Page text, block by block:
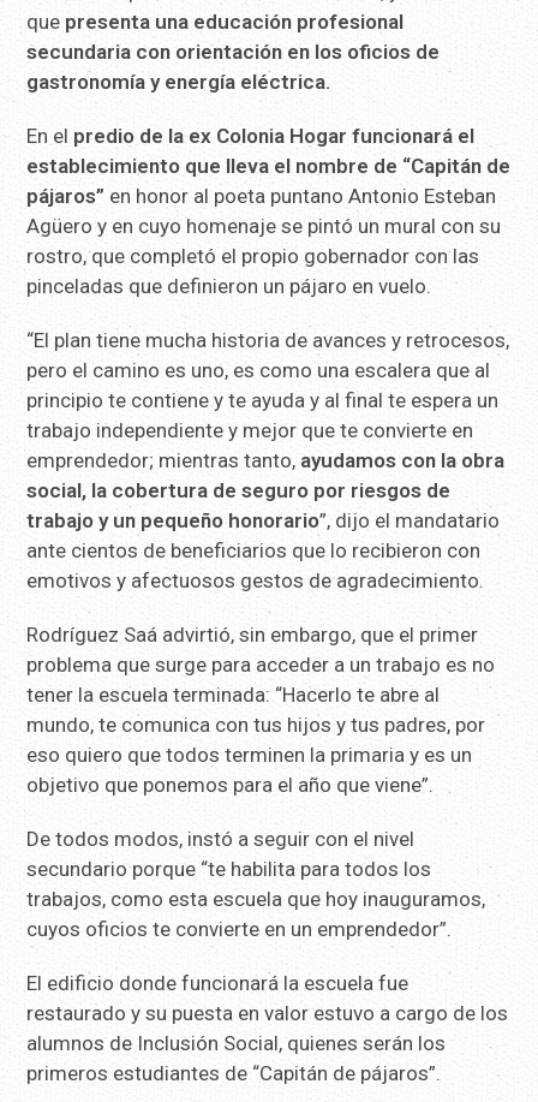
que presenta una educación profesional
secundaria con orientación en los oficios de
gastronomía y energía eléctrica.
En el predio de la ex Colonia Hogar funcionará el
establecimiento que lleva el nombre de “Capitán de
pájaros” en honor al poeta puntano Antonio Esteban
Agüero y en cuyo homenaje se pintó un mural con su
rostro, que completó el propio gobernador con las
pinceladas que definieron un pájaro en vuelo.
“El plan tiene mucha historia de avances y retrocesos,
pero el camino es uno, es como una escalera que al
principio te contiene y te ayuda y al final te espera un
trabajo independiente y mejor que te convierte en
emprendedor; mientras tanto, ayudamos con la obra
social, la cobertura de seguro por riesgos de
trabajo y un pequeño honorario”, dijo el mandatario
ante cientos de beneficiarios que lo recibieron con
emotivos y afectuosos gestos de agradecimiento.
Rodríguez Saá advirtió, sin embargo, que el primer
problema que surge para acceder a un trabajo es no
tener la escuela terminada: “Hacerlo te abre al
mundo, te comunica con tus hijos y tus padres, por
eso quiero que todos terminen la primaria y es un
objetivo que ponemos para el año que viene”.
De todos modos, instó a seguir con el nivel
secundario porque “te habilita para todos los
trabajos, como esta escuela que hoy inauguramos,
cuyos oficios te convierte en un emprendedor”.
El edificio donde funcionará la escuela fue
restaurado y su puesta en valor estuvo a cargo de los
alumnos de Inclusión Social, quienes serán los
primeros estudiantes de “Capitán de pájaros”.